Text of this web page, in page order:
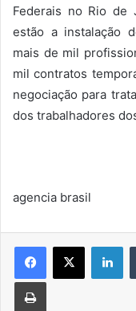
Federais no Rio de
estão a instalação
mais de mil
mil contratos
negociação para
dos trabalhadores
agencia brasil
Imprimir